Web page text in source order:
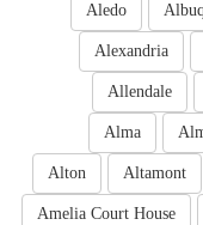
Aledo
Alexandria
Allendale
Alma
Altamont
Alton
Amelia Court House